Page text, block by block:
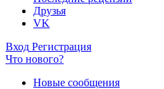
Друзья
VK
Вход Регистрация
Что нового?
Новые сообщения